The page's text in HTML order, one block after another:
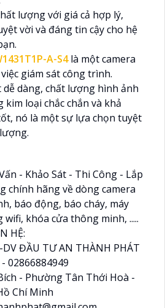
lượng với giá cả hợp lý,
vời và đáng tin cậy cho hệ
A-S4là một camera
giám sát công trình.
dàng, chất lượng hình ảnh
kim loại chắc chắn và khả
nó là một sự lựa chọn tuyệt
- Khảo Sát - Thi Công - Lắp
chính hãng về dòng camera
báo động, báo cháy, máy
khóa cửa thông minh, .....
HỆ:
ĐẦU TƯ AN THÀNH PHÁT
02866884949
- Phường Tân Thới Hoà -
Chí Minh